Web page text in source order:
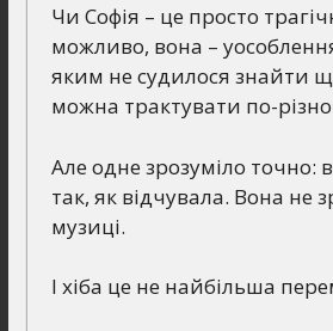
Чи Софія – це просто
можливо, вона –
яким не судилося знайти
можна трактувати по-
Але одне зрозуміло точно:
так, як відчувала. Вона не
музиці.
І хіба це не найбільша